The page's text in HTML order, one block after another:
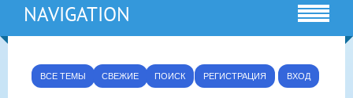
NAVIGATION
ВСЕ ТЕМЫ СВЕЖИЕ ПОИСК РЕГИСТРАЦИЯ ВХОД